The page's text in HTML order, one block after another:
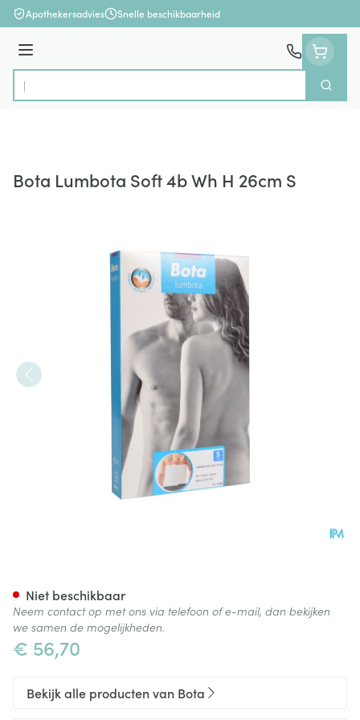
Ga naar de inhoud
Apothekersadvies Snelle beschikbaarheid
Menu
Product, merk, categorie...
Zoek
Bota Lumbota Soft 4b Wh H 26cm S
€ 56,70
Niet beschikbaar
Neem contact op met ons via telefoon of e-mail, dan bekijken
we samen de mogelijkheden.
Bekijk alle producten van Bota